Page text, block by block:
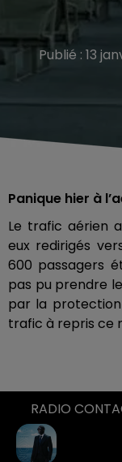
Publié : 13
Panique hier à
Le trafic aérien
eux redirigés
600 passagers
pas pu prendre
par la protection
trafic à repris ce